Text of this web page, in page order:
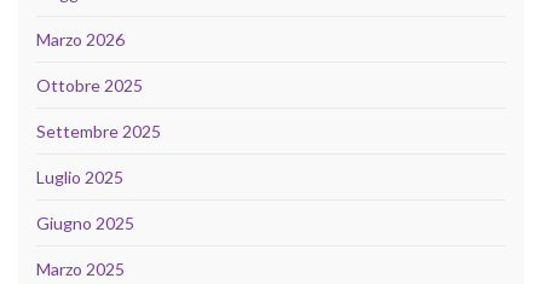
Marzo 2026
Ottobre 2025
Settembre 2025
Luglio 2025
Giugno 2025
Marzo 2025